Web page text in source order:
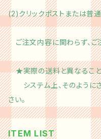
(2)クリックポストまたは普
ご注文内容に関わらず、ご
★実際の送料と異なること
システム上、そのようにさ
さい。
ITEM LIST